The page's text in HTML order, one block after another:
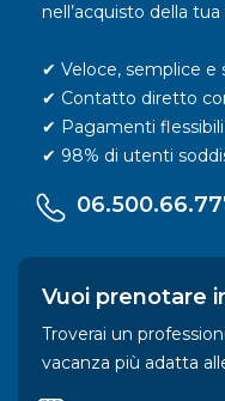
nell’acquisto della
✔ Veloce, semplice e
✔ Contatto diretto
✔ Pagamenti flessibili
✔ 98% di utenti
Vuoi prenotare
Troverai un
vacanza più adatta